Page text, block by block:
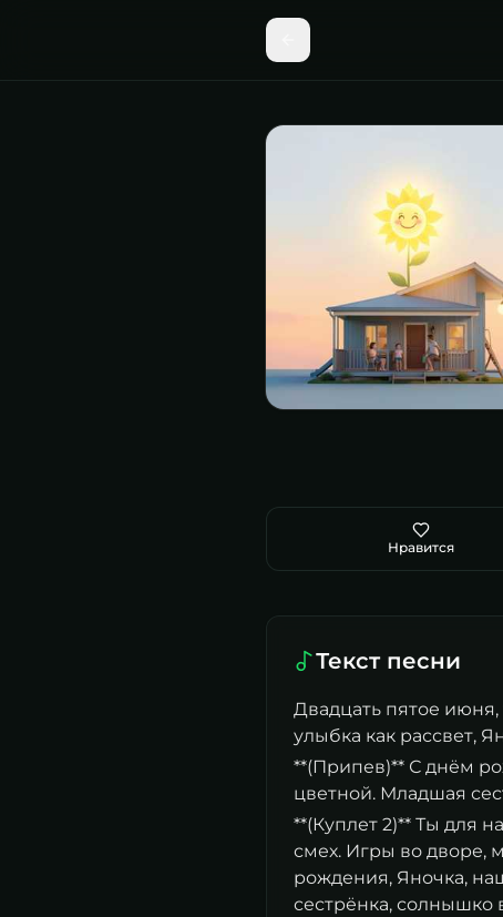
Песня Двадцать пятое
Нравится
Текст песни
Двадцать пятое июня,
улыбка как рассвет,
**(Припев)** С днём
цветной. Младшая
**(Куплет 2)** Ты для
смех. Игры во дворе,
рождения, Яночка,
сестрёнка, солнышко